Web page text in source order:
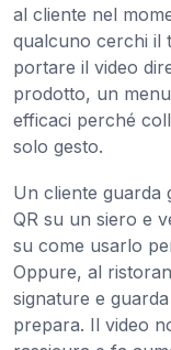
al cliente nel
qualcuno cerchi il
portare il video
prodotto, un
efficaci perché
solo gesto.
Un cliente guarda
QR su un siero e
su come usarlo
Oppure, al
signature e
prepara. Il video